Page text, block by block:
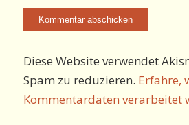
Diese Website verwendet
Spam zu reduzieren. Erfahre,
Kommentardaten verarbeitet